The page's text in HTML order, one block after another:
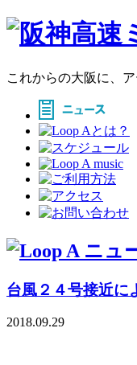
これからの大阪に、
台風２４号接近に
2018.09.29